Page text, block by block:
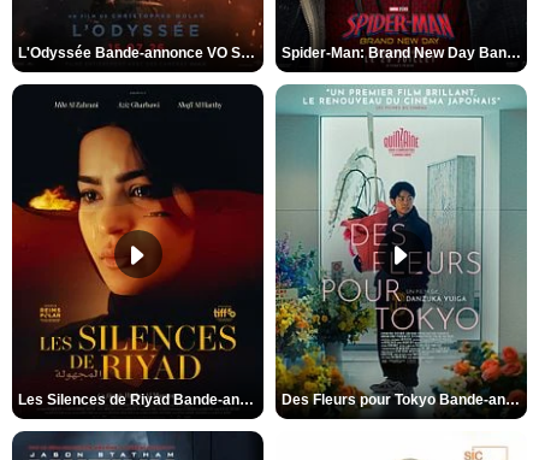
L'Odyssée Bande-annonce VO STFR Spider-Man: Brand New Day Bande-annonce VO STFR
Les Silences de Riyad Bande-annonce VO STFR Des Fleurs pour Tokyo Bande-annonce VO STFR